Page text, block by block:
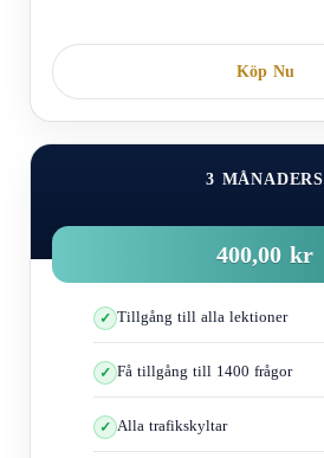
Köp Nu
3 MÅNADERS
400,00 kr
Tillgång till alla lektioner
Få tillgång till 1400 frågor
Alla trafikskyltar